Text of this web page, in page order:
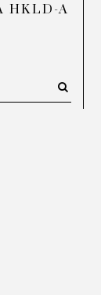
HKLD-A